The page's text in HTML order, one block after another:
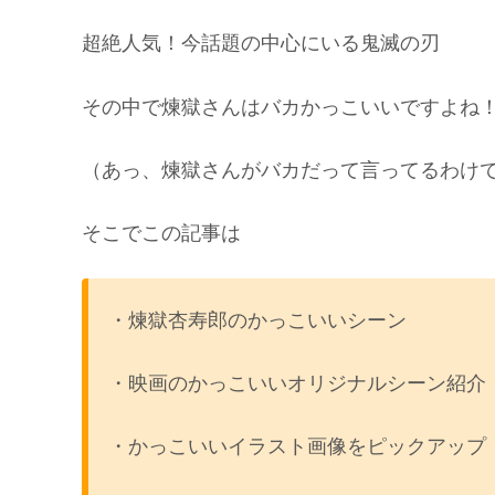
超絶人気！今話題の中心にいる鬼滅の刃
その中で煉獄さんはバカかっこいいですよね！
（あっ、煉獄さんがバカだって言ってるわけ
そこでこの記事は
・煉獄杏寿郎のかっこいいシーン
・映画のかっこいいオリジナルシーン紹介
・かっこいいイラスト画像をピックアップ